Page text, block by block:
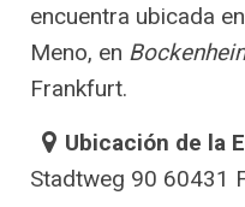
encuentra ubicada
Meno, en
Frankfurt.
Ubicación de la
Stadtweg 90 60431